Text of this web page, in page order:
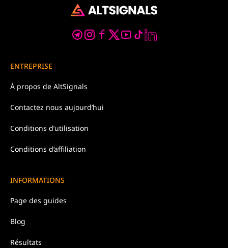
ENTREPRISE
À propos de AltSignals
Contactez nous aujourd’hui
Conditions d’utilisation
Conditions d’affiliation
INFORMATIONS
Page des guides
Blog
Résultats